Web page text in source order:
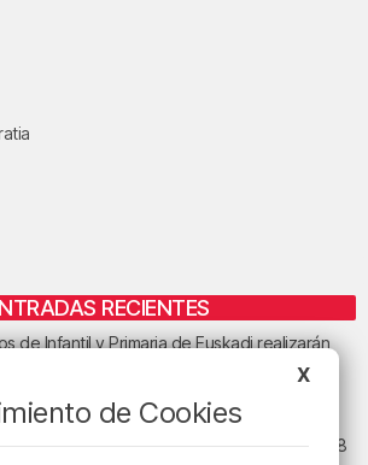
RECIENTES
de Infantil y Primaria de Euskadi realizarán
de 19,3 millones
Bizkaia: subida notable de las
cerrará el día del eclipse
en un accidente entre tres vehículos en la A8
X
de Cookies